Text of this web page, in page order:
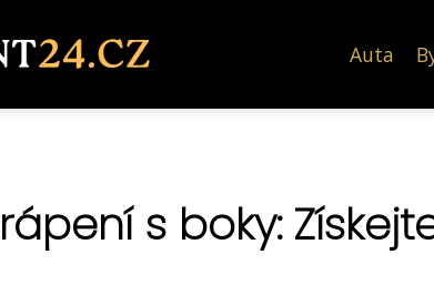
Auta
s boky: